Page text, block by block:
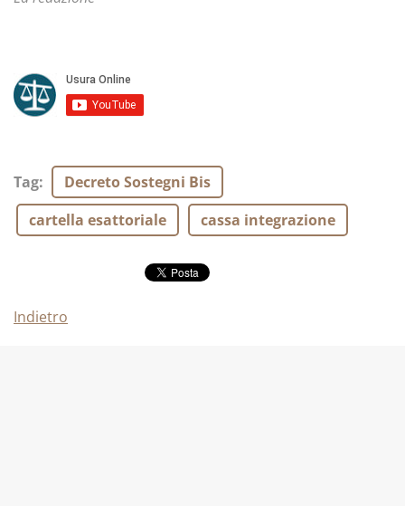
Tag:
Decreto Sostegni Bis
cartella esattoriale
cassa integrazione
Indietro